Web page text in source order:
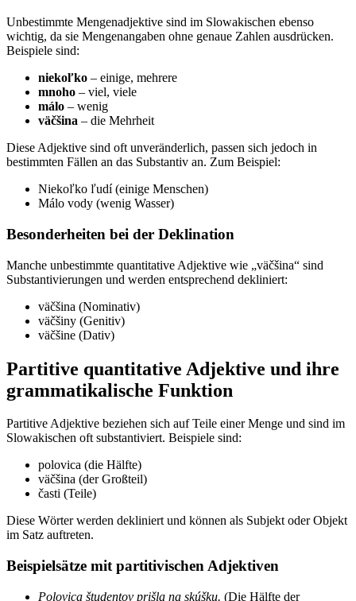
Unbestimmte Mengenadjektive sind im Slowakischen ebenso
wichtig, da sie Mengenangaben ohne genaue Zahlen ausdrücken.
Beispiele sind:
niekoľko – einige, mehrere
mnoho – viel, viele
málo – wenig
väčšina – die Mehrheit
Diese Adjektive sind oft unveränderlich, passen sich jedoch in
bestimmten Fällen an das Substantiv an. Zum Beispiel:
Niekoľko ľudí (einige Menschen)
Málo vody (wenig Wasser)
Besonderheiten bei der Deklination
Manche unbestimmte quantitative Adjektive wie „väčšina“ sind
Substantivierungen und werden entsprechend dekliniert:
väčšina (Nominativ)
väčšiny (Genitiv)
väčšine (Dativ)
Partitive quantitative Adjektive und ihre
grammatikalische Funktion
Partitive Adjektive beziehen sich auf Teile einer Menge und sind im
Slowakischen oft substantiviert. Beispiele sind:
polovica (die Hälfte)
väčšina (der Großteil)
časti (Teile)
Diese Wörter werden dekliniert und können als Subjekt oder Objekt
im Satz auftreten.
Beispielsätze mit partitivischen Adjektiven
Polovica študentov prišla na skúšku. (Die Hälfte der